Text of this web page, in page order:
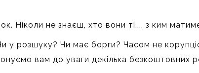
Ніколи не знаєш, хто вони ті..., з ким
Чи у розшуку? Чи має борги? Часом не
вам до уваги декілька безкоштовних